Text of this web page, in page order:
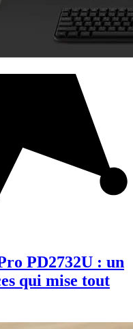
PD2732U : un
qui mise tout